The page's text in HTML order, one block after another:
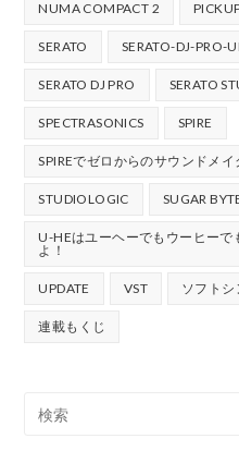
NUMA COMPACT 2
SERATO SERATO-DJ-PRO-
SERATO DJ PRO SERATO
SPECTRASONICS SPIRE
SPIREでゼロからのサウンドメイ
STUDIOLOGIC SUGAR
U-HEはユーヘーでもウーヒー
よ！
UPDATE VST ソフトシ
連載もくじ